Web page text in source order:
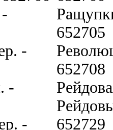
-
-
-
652705
652708
652729